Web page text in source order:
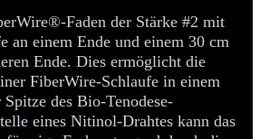
Faden der Stärke #2 mit
an einem Ende und einem 30 cm
Ende. Dies ermöglicht die
FiberWire-Schlaufe in einem
des Bio-Tenodese-
eines Nitinol-Drahtes kann das